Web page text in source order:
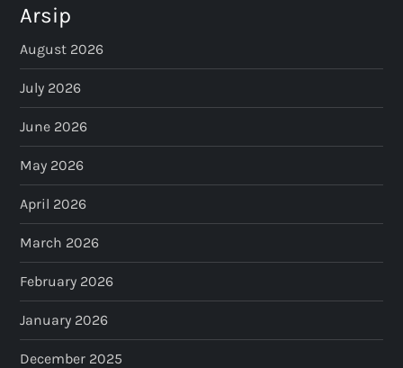
Arsip
August 2026
July 2026
June 2026
May 2026
April 2026
March 2026
February 2026
January 2026
December 2025